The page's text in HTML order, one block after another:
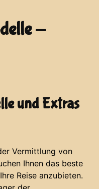
-
und Extras
Vermittlung von
Ihnen das beste
Reise anzubieten.